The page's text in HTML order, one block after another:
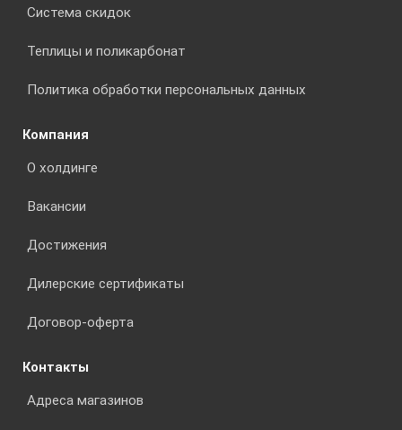
Система скидок
Теплицы и поликарбонат
Политика обработки персональных данных
Компания
О холдинге
Вакансии
Достижения
Дилерские сертификаты
Договор-оферта
Контакты
Адреса магазинов